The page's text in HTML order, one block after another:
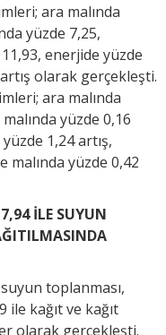
ara malında
yüzde 7,25,
enerjide yüzde
olarak gerçekleşti.
ara malında
yüzde 0,16
1,24 artış,
malında yüzde 0,42
İLE SUYUN
suyun toplanması,
ile kağıt ve kağıt
olarak gerçekleşti.